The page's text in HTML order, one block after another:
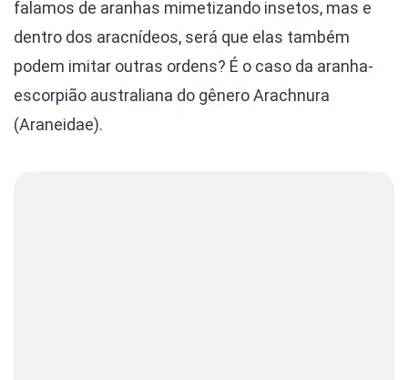
falamos de aranhas mimetizando insetos, mas e
dentro dos aracnídeos, será que elas também
podem imitar outras ordens? É o caso da aranha-
escorpião australiana do gênero Arachnura
(Araneidae).